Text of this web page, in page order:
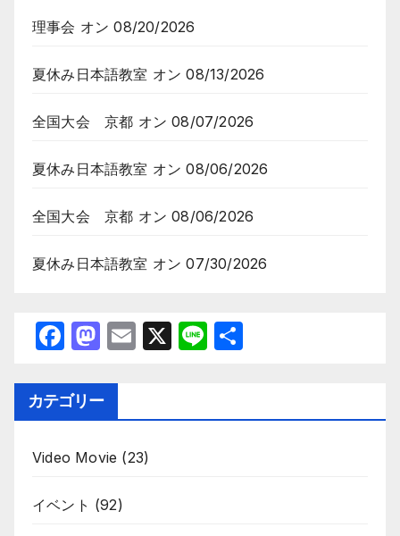
理事会 オン 08/20/2026
夏休み日本語教室 オン 08/13/2026
全国大会 京都 オン 08/07/2026
夏休み日本語教室 オン 08/06/2026
全国大会 京都 オン 08/06/2026
夏休み日本語教室 オン 07/30/2026
F
c
e
b
o
M
st
o
d
n
E
X
Li
カテゴリー
Video Movie (23)
イベント (92)